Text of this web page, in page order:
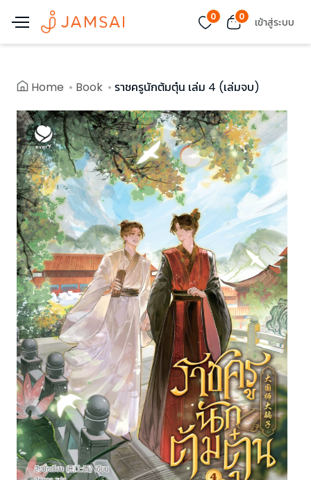
0 0 เข้าสู่ระบบ
Home Book ราชครูนักต้มตุ๋น เล่ม 4 (เล่มจบ)